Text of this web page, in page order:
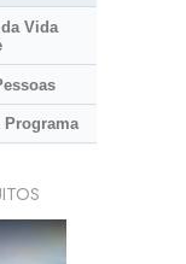
Vida
Programa